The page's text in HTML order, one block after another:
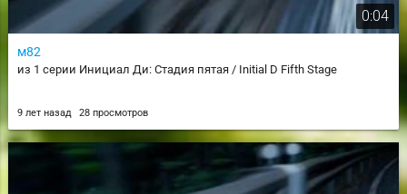
0:04
м82
из 1 серии Инициал Ди: Стадия пятая / Initial D Fifth Stage
9 лет назад 28 просмотров